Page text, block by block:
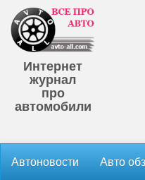
Интернет
журнал
про
автомобили
Автоновости Авто